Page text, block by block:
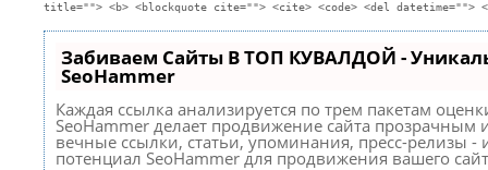
title=""> <b> <blockquote cite=""> <cite> <code> <del datetime="">
Забиваем Сайты В ТОП КУВАЛДОЙ -
SeoHammer
Каждая ссылка анализируется по трем пакетам
SeoHammer делает продвижение сайта прозрачным
вечные ссылки, статьи, упоминания, пресс-релизы -
потенциал SeoHammer для продвижения вашего